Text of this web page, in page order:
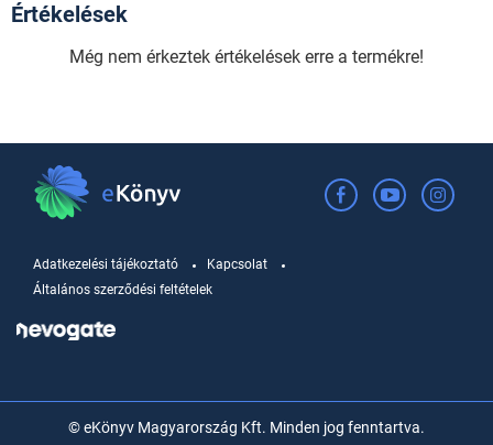
Értékelések
Még nem érkeztek értékelések erre a termékre!
Adatkezelési tájékoztató
Kapcsolat
Általános szerződési feltételek
© eKönyv Magyarország Kft. Minden jog fenntartva.